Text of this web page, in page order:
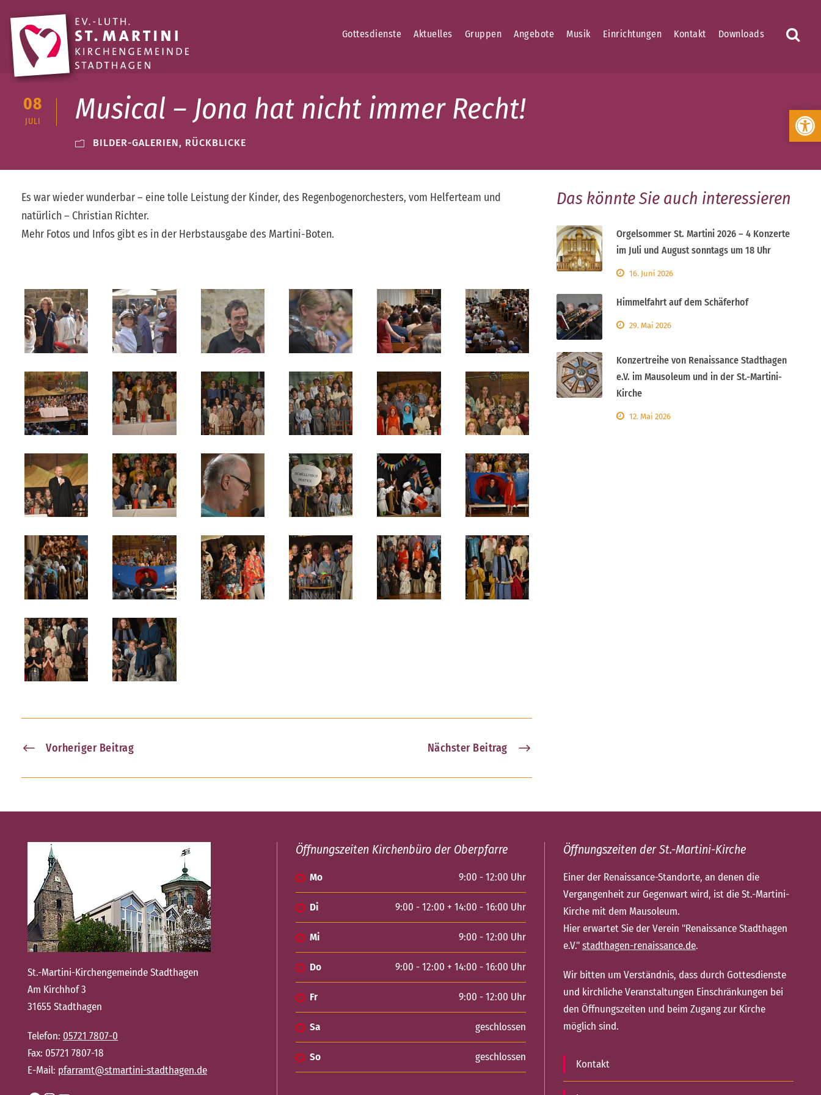
Werkzeugleiste öffnen
Gottesdienste Aktuelles Gruppen Angebote Musik Einrichtungen Kontakt Downloads
08
JULI Musical – Jona hat nicht immer Recht!
BILDER-GALERIEN, RÜCKBLICKE
Es war wieder wunderbar – eine tolle Leistung der Kinder, des Regenbogenorchesters, vom Helferteam und
natürlich – Christian Richter.
Mehr Fotos und Infos gibt es in der Herbstausgabe des Martini-Boten.
Vorheriger Beitrag Nächster Beitrag
Das könnte Sie auch interessieren
Orgelsommer St. Martini 2026 – 4 Konzerte
im Juli und August sonntags um 18 Uhr
16. Juni 2026
Himmelfahrt auf dem Schäferhof
29. Mai 2026
Konzertreihe von Renaissance Stadthagen
e.V. im Mausoleum und in der St.-Martini-
Kirche
12. Mai 2026
St.-Martini-Kirchengemeinde Stadthagen
Am Kirchhof 3
31655 Stadthagen
Telefon: 05721 7807-0
Fax: 05721 7807-18
E-Mail: pfarramt@stmartini-stadthagen.de
Öffnungszeiten Kirchenbüro der Oberpfarre
Mo 9:00 - 12:00 Uhr
Di 9:00 - 12:00 + 14:00 - 16:00 Uhr
Mi 9:00 - 12:00 Uhr
Do 9:00 - 12:00 + 14:00 - 16:00 Uhr
Fr 9:00 - 12:00 Uhr
Sa geschlossen
So geschlossen
Öffnungszeiten der St.-Martini-Kirche
Einer der Renaissance-Standorte, an denen die
Vergangenheit zur Gegenwart wird, ist die St.-Martini-
Kirche mit dem Mausoleum.
Hier erwartet Sie der Verein "Renaissance Stadthagen
e.V."stadthagen-renaissance.de.
Wir bitten um Verständnis, dass durch Gottesdienste
und kirchliche Veranstaltungen Einschränkungen bei
den Öffnungszeiten und beim Zugang zur Kirche
möglich sind.
Kontakt